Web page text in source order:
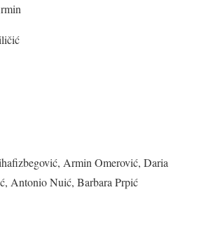
Armin Omerović, Daria
Antonio Nuić, Barbara Prpić